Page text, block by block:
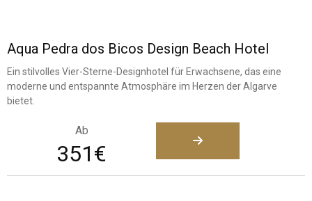
Aqua Pedra dos Bicos Design Beach Hotel
Ein stilvolles Vier-Sterne-Designhotel für Erwachsene, das eine
moderne und entspannte Atmosphäre im Herzen der Algarve
bietet.
Ab
351€